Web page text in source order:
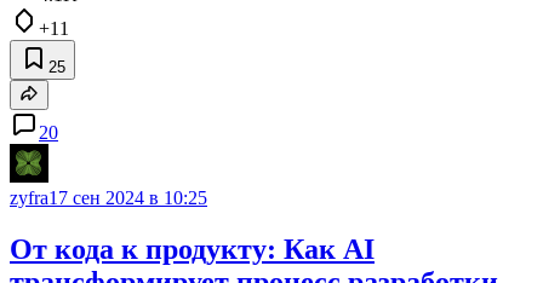
+11
25
20
zyfra17 сен 2024 в 10:25
От кода к продукту: Как AI